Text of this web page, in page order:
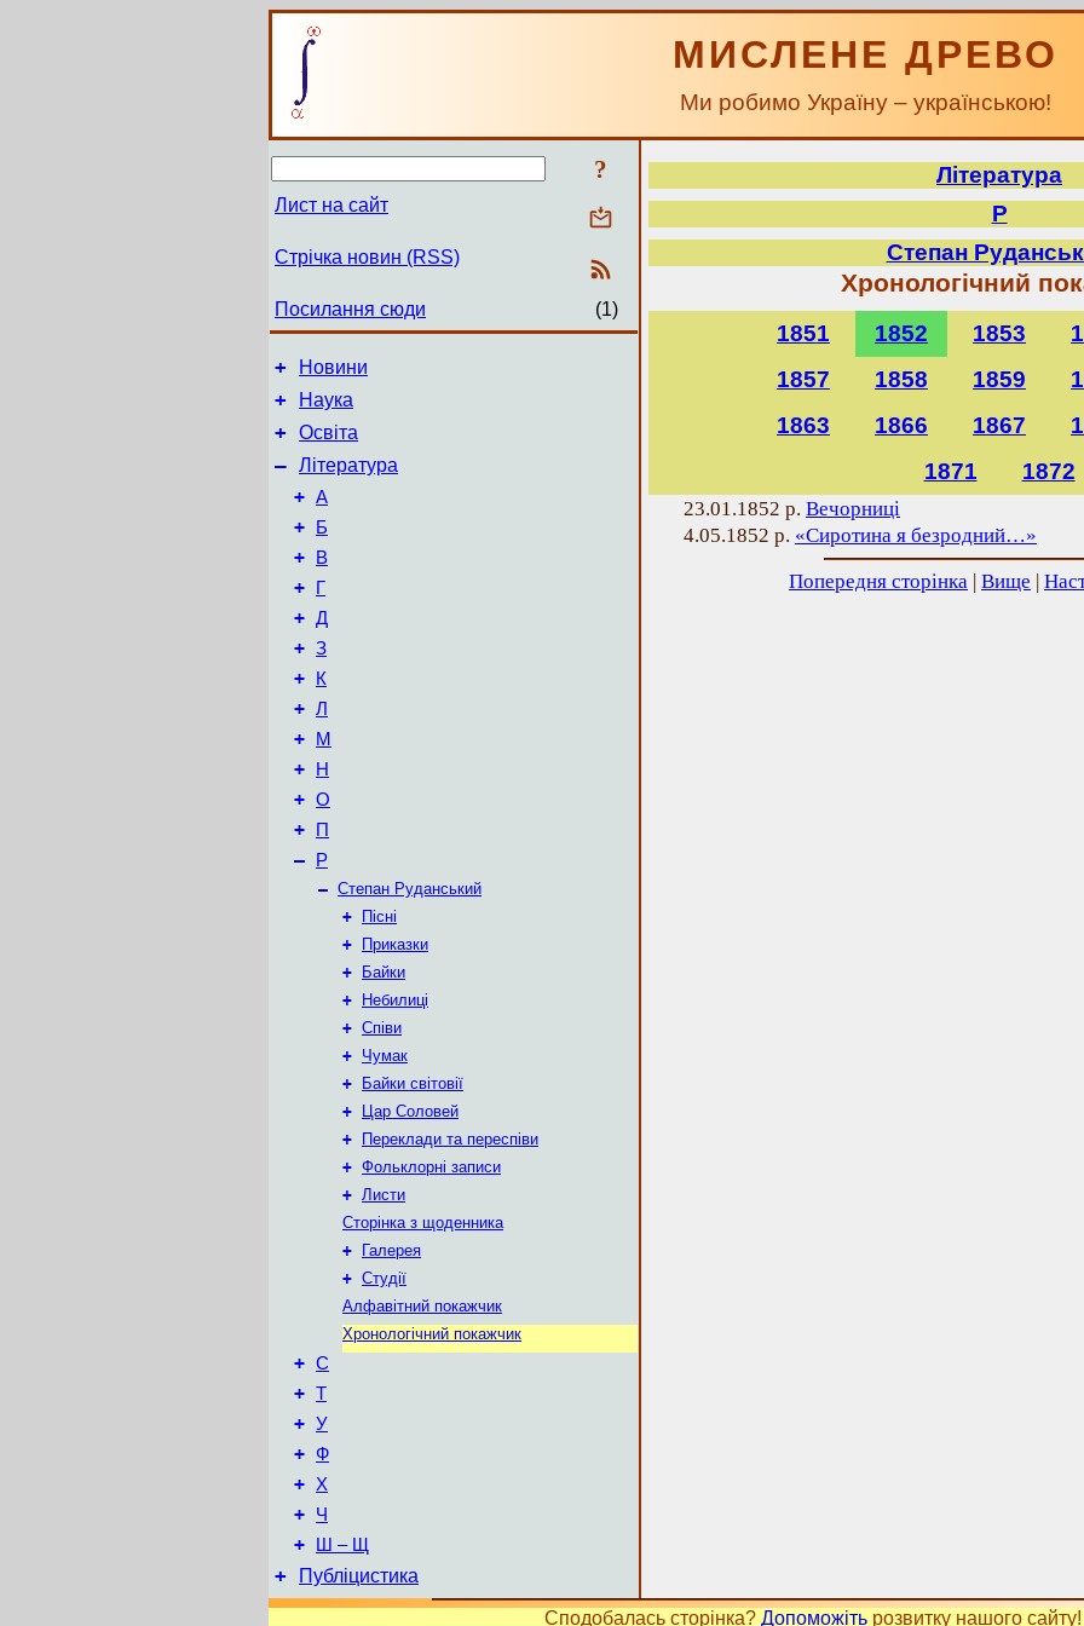
МИСЛЕНЕ ДРЕВО
Ми робимо Україну – українською!
?
Лист на сайт
Стрічка новин (RSS)
Посилання сюди (1)
+ Новини
+ Наука
+ Освіта
– Література
+ А
+ Б
+ В
+ Г
+ Д
+ З
+ К
+ Л
+ М
+ Н
+ О
+ П
– Р
– Степан Руданський
+
Пісні
+
Приказки
+
Байки
+
Небилиці
+ Співи
+ Чумак
+
Байки світовії
+
Цар Соловей
+
Переклади та переспіви
+ Фольклорні записи
+ Листи
Сторінка з щоденника
+
Галерея
+ Студії
Алфавітний покажчик
Хронологічний покажчик
+ С
+ Т
+ У
+ Ф
+ Х
+ Ч
+ Ш – Щ
+ Публіцистика
Література
Р
Степан
Хронологічний
1851 1852 1853
1857
1858 1859
1863
1866 1867
1871
1872
23.01.1852 р. Вечорниці
4.05.1852 р. «Сиротина я безродний…»
Попередня сторінка | Вище |
Сподобалась сторінка? Допоможіть розвитку нашого сайту!